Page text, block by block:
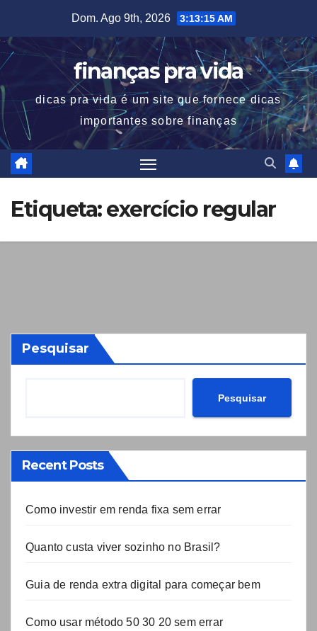
content
Dom. Ago 9th, 2026 3:13:15 AM
finanças pra vida
dicas pra vida é um site que fornece dicas
importantes sobre finanças
Etiqueta:exercício regular
Pesquisar
Pesquisar
Recent Posts
Como investir em renda fixa sem errar
Quanto custa viver sozinho no Brasil?
Guia de renda extra digital para começar bem
Como usar método 50 30 20 sem errar